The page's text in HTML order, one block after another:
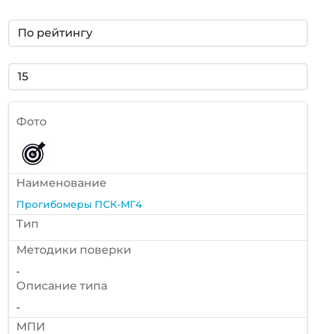
Фото
Наименование
Прогибомеры ПСК-МГ4
Тип
Методики поверки
-
Описание типа
-
МПИ